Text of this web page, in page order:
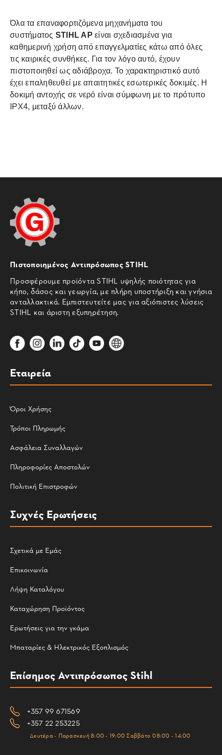
Όλα τα επαναφορτιζόμενα μηχανήματα του
συστήματος STIHL AP είναι σχεδιασμένα για
καθημερινή χρήση από επαγγελματίες κάτω από όλες
τις καιρικές συνθήκες. Για τον λόγο αυτό, έχουν
πιστοποιηθεί ως αδιάβροχα. Το χαρακτηριστικό αυτό
έχει επαληθευθεί με απαιτητικές εσωτερικές δοκιμές. Η
δοκιμή αντοχής σε νερό είναι σύμφωνη με το πρότυπο
IPX4, μεταξύ άλλων.
Πιστοποιημένος Αντιπρόσωπος STIHL
Προσφέρουμε προϊόντα STIHL υψηλής ποιότητας για
κήπο, δάσος και γεωργία, με πλήρη υποστήριξη και γνήσια
ανταλλακτικά. Εμπιστευτείτε μας για αξιόπιστες λύσεις
STIHL και άριστη εξυπηρέτηση.
Εταιρεία
Όροι Χρήσης
Τρόποι Πληρωμής
Ασφάλεια Συναλλαγών
Πληροφορίες Αποστολών
Πολιτική Επιστροφών
Συχνές Ερωτήσεις
Σχετικά με Εμάς
Επικοινωνία
Λήψη Καταλόγου
Καταχώρηση Προϊόντος
Ερωτήσεις για την γκάμα
Μπαταρίες & Ηλεκτρικός Εξοπλισμός
Επίσημος Αντιπρόσωπος Stihl
+357 99 671569
+357 22 253225
Δευτέρα - Παρασκευή 8:00 - 19:00 Σαββάτο 08:00 - 14:00